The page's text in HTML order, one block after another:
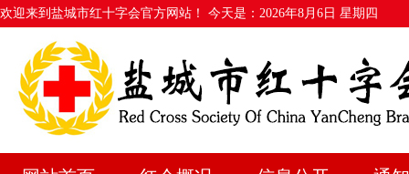
欢迎来到盐城市红十字会官方网站！ 今天是： 2026年8月6日 星期四